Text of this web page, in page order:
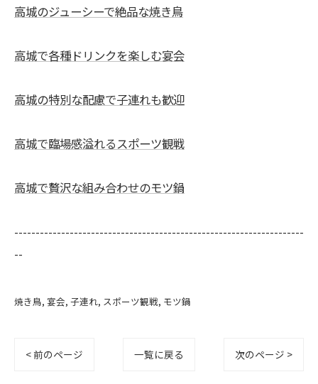
高城のジューシーで絶品な焼き鳥
高城で各種ドリンクを楽しむ宴会
高城の特別な配慮で子連れも歓迎
高城で臨場感溢れるスポーツ観戦
高城で贅沢な組み合わせのモツ鍋
--------------------------------------------------------------------
--
焼き鳥 宴会 子連れ スポーツ観戦 モツ鍋
< 前のページ 一覧に戻る 次のページ >